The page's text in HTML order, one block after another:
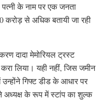
के नाम पर एक जनता
करोड़ से अधिक बतायी जा रही
दादा मेमोरियल ट्रस्ट
लिया। यही नहीं, जिस जमीन
गिफ्ट डीड के आधार पर
अध्यक्ष के रूप में स्टांप का शुल्क